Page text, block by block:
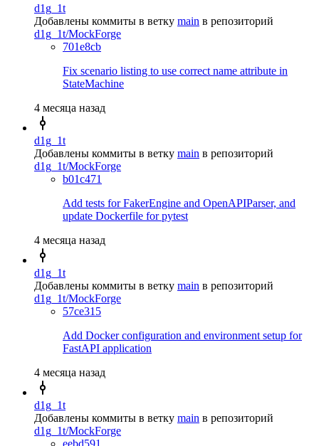
d1g_1t
Добавлены коммиты в ветку main в репозиторий
d1g_1t/MockForge
701e8cb
Fix scenario listing to use correct name attribute in
StateMachine
4 месяца назад
d1g_1t
Добавлены коммиты в ветку main в репозиторий
d1g_1t/MockForge
b01c471
Add tests for FakerEngine and OpenAPIParser, and
update Dockerfile for pytest
4 месяца назад
d1g_1t
Добавлены коммиты в ветку main в репозиторий
d1g_1t/MockForge
57ce315
Add Docker configuration and environment setup for
FastAPI application
4 месяца назад
d1g_1t
Добавлены коммиты в ветку main в репозиторий
d1g_1t/MockForge
eebd591